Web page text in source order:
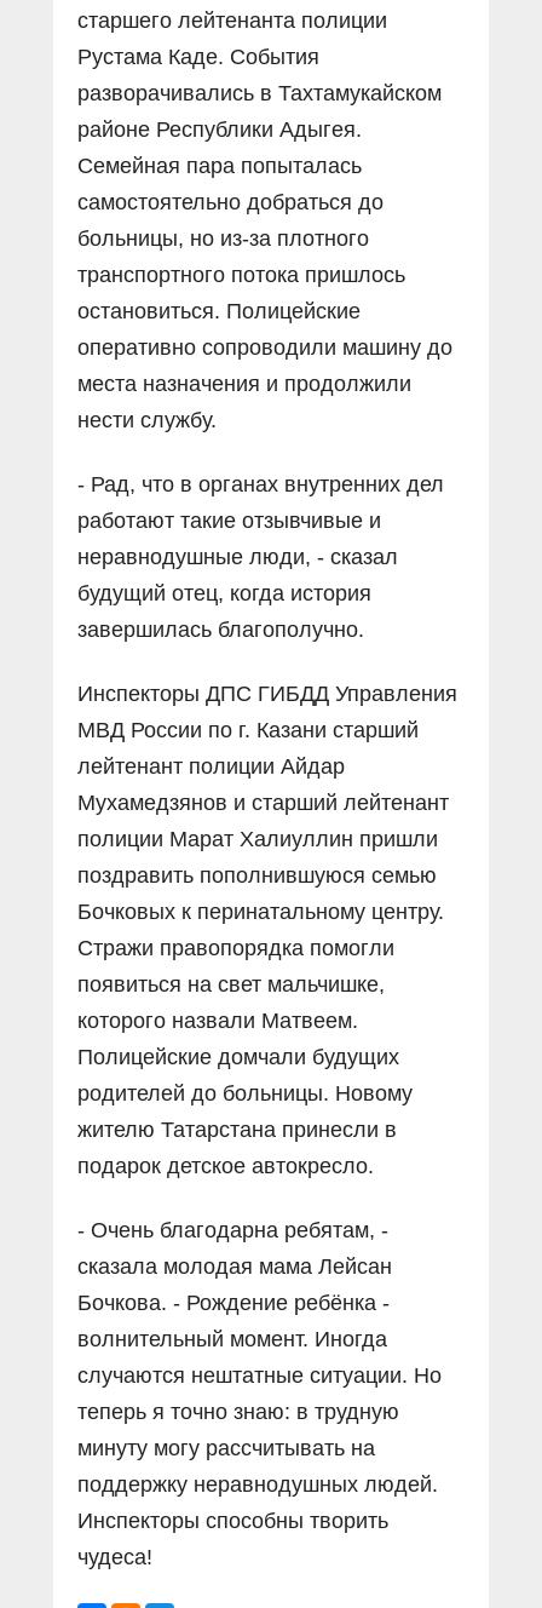
старшего лейтенанта полиции
Рустама Каде. События
разворачивались в Тахтамукайском
районе Республики Адыгея.
Семейная пара попыталась
самостоятельно добраться до
больницы, но из-за плотного
транспортного потока пришлось
остановиться. Полицейские
оперативно сопроводили машину до
места назначения и продолжили
нести службу.
- Рад, что в органах внутренних дел
работают такие отзывчивые и
неравнодушные люди, - сказал
будущий отец, когда история
завершилась благополучно.
Инспекторы ДПС ГИБДД Управления
МВД России по г. Казани старший
лейтенант полиции Айдар
Мухамедзянов и старший лейтенант
полиции Марат Халиуллин пришли
поздравить пополнившуюся семью
Бочковых к перинатальному центру.
Стражи правопорядка помогли
появиться на свет мальчишке,
которого назвали Матвеем.
Полицейские домчали будущих
родителей до больницы. Новому
жителю Татарстана принесли в
подарок детское автокресло.
- Очень благодарна ребятам, -
сказала молодая мама Лейсан
Бочкова. - Рождение ребёнка -
волнительный момент. Иногда
случаются нештатные ситуации. Но
теперь я точно знаю: в трудную
минуту могу рассчитывать на
поддержку неравнодушных людей.
Инспекторы способны творить
чудеса!